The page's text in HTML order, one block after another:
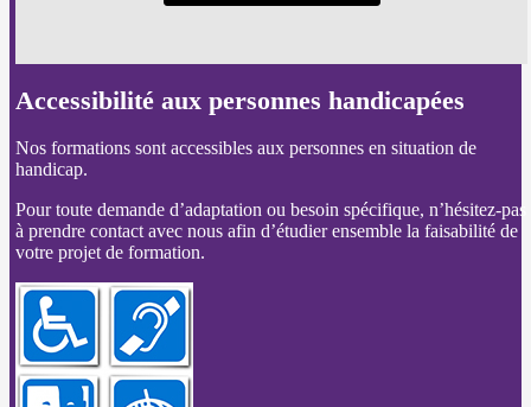
Accessibilité aux personnes handicapées
Nos formations sont accessibles aux personnes en situation de
handicap.
Pour toute demande d’adaptation ou besoin spécifique, n’hésitez-pas
à prendre contact avec nous afin d’étudier ensemble la faisabilité de
votre projet de formation.